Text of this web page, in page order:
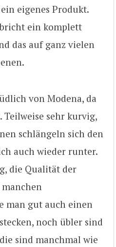
eigenes Produkt.
ein komplett
das auf ganz vielen
von Modena, da
Teilweise sehr kurvig,
schlängeln sich den
auch wieder runter.
die Qualität der
man gut auch einen
noch übler sind
sind manchmal wie